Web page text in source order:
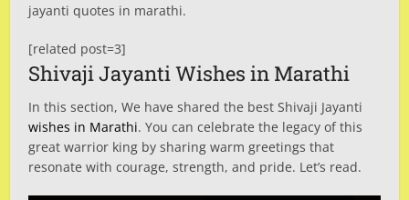
jayanti quotes in marathi.
[related post=3]
Shivaji Jayanti Wishes in Marathi
In this section, We have shared the best Shivaji Jayanti
wishes in Marathi. You can celebrate the legacy of this
great warrior king by sharing warm greetings that
resonate with courage, strength, and pride. Let’s read.